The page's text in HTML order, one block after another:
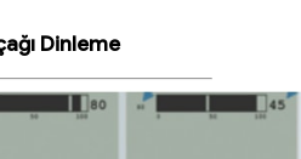
Dinleme